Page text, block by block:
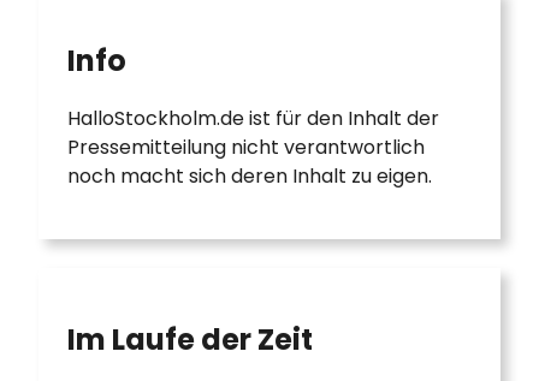
Info
HalloStockholm.de ist für den Inhalt der
Pressemitteilung nicht verantwortlich
noch macht sich deren Inhalt zu eigen.
Im Laufe der Zeit